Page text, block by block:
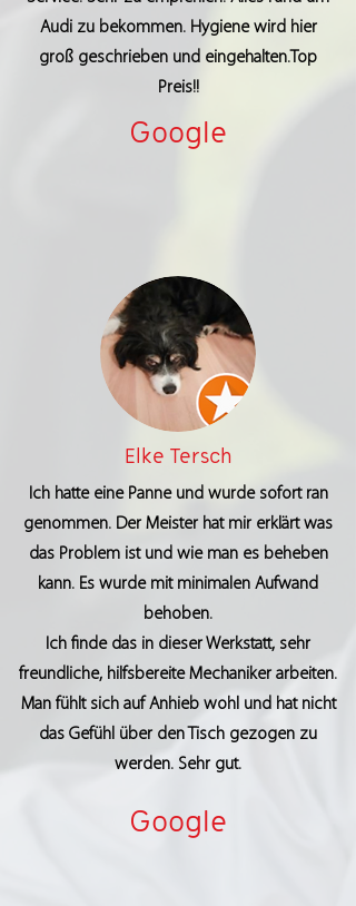
Audi zu bekommen. Hygiene wird hier
groß geschrieben und eingehalten.Top
Preis!!
Google
Elke Tersch
Ich hatte eine Panne und wurde sofort ran
genommen. Der Meister hat mir erklärt was
das Problem ist und wie man es beheben
kann. Es wurde mit minimalen Aufwand
behoben.
Ich finde das in dieser Werkstatt, sehr
freundliche, hilfsbereite Mechaniker arbeiten.
Man fühlt sich auf Anhieb wohl und hat nicht
das Gefühl über den Tisch gezogen zu
werden. Sehr gut.
Google